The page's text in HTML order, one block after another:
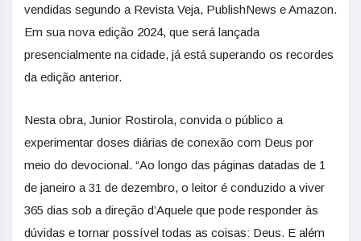
vendidas segundo a Revista Veja, PublishNews e Amazon.
Em sua nova edição 2024, que será lançada
presencialmente na cidade, já está superando os recordes
da edição anterior.
Nesta obra, Junior Rostirola, convida o público a
experimentar doses diárias de conexão com Deus por
meio do devocional. “Ao longo das páginas datadas de 1
de janeiro a 31 de dezembro, o leitor é conduzido a viver
365 dias sob a direção d’Aquele que pode responder às
dúvidas e tornar possível todas as coisas: Deus. E além